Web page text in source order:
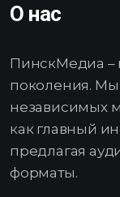
О нас
ПинскМедиа –
поколения.
независимых
как главный
предлагая
форматы.